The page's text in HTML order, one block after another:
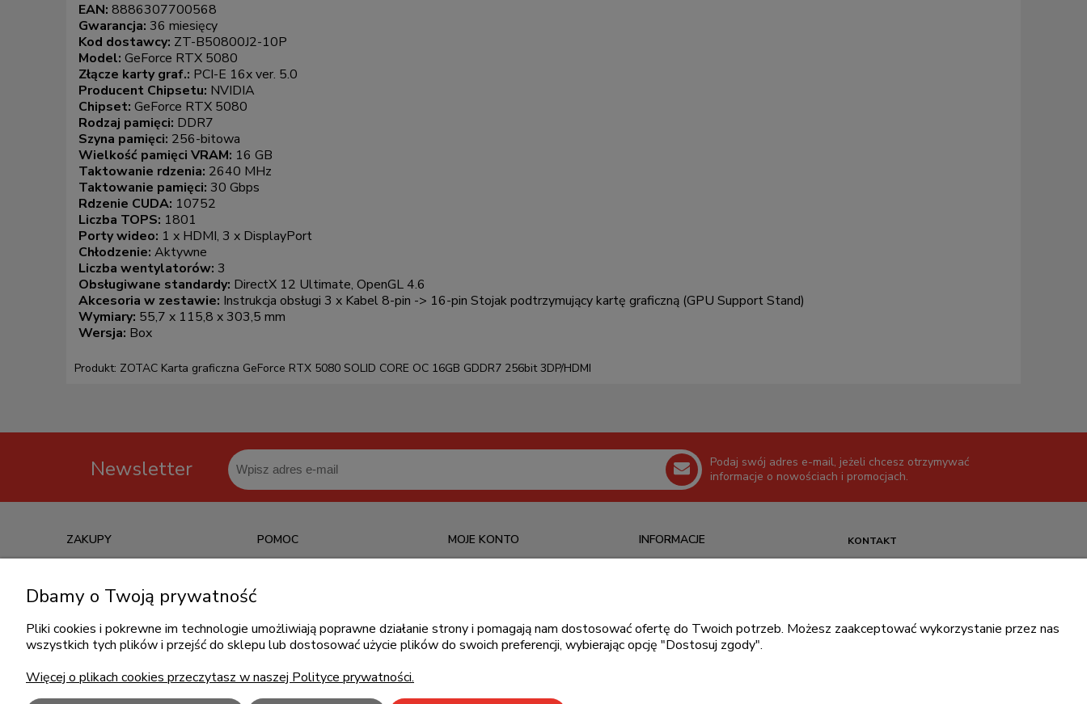
EAN: 8886307700568
Gwarancja: 36 miesięcy
Kod dostawcy: ZT-B50800J2-10P
Model: GeForce RTX 5080
Złącze karty graf.: PCI-E 16x ver. 5.0
Producent Chipsetu: NVIDIA
Chipset: GeForce RTX 5080
Rodzaj pamięci: DDR7
Szyna pamięci: 256-bitowa
Wielkość pamięci VRAM: 16 GB
Taktowanie rdzenia: 2640 MHz
Taktowanie pamięci: 30 Gbps
Rdzenie CUDA: 10752
Liczba TOPS: 1801
Porty wideo: 1 x HDMI, 3 x DisplayPort
Chłodzenie: Aktywne
Liczba wentylatorów: 3
Obsługiwane standardy: DirectX 12 Ultimate, OpenGL 4.6
Akcesoria w zestawie: Instrukcja obsługi 3 x Kabel 8-pin -> 16-pin Stojak podtrzymujący kartę graficzną (GPU Support Stand)
Wymiary: 55,7 x 115,8 x 303,5 mm
Wersja: Box
Produkt: ZOTAC Karta graficzna GeForce RTX 5080 SOLID CORE OC 16GB GDDR7 256bit 3DP/HDMI
Newsletter
Podaj swój adres e-mail, jeżeli chcesz otrzymywać
informacje o nowościach i promocjach.
KONTAKT
ZAKUPY
Informacje o leasingu
Koszt dostawy
POMOC
Regulamin zakupów
MOJE KONTO
Przechowalnia
INFORMACJE
Dbamy o Twoją prywatność
Pliki cookies i pokrewne im technologie umożliwiają poprawne działanie strony i pomagają nam dostosować ofertę do Twoich potrzeb. Możesz zaakceptować wykorzystanie przez nas
wszystkich tych plików i przejść do sklepu lub dostosować użycie plików do swoich preferencji, wybierając opcję "Dostosuj zgody".
Więcej o plikach cookies przeczytasz w naszej Polityce prywatności.